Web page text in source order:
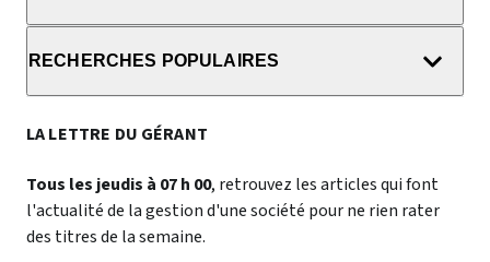
RECHERCHES POPULAIRES
LA LETTRE DU GÉRANT
Tous les jeudis à 07 h 00, retrouvez les articles qui font
l'actualité de la gestion d'une société pour ne rien rater
des titres de la semaine.